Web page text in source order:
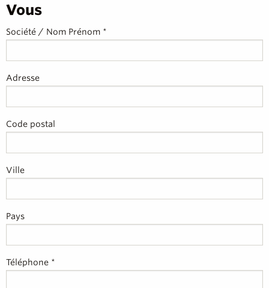
Vous
Société / Nom Prénom *
Adresse
Code postal
Ville
Pays
Téléphone *